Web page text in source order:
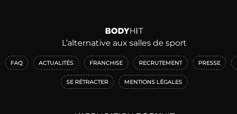
L’alternative aux salles de sport
FAQ ACTUALITÉS FRANCHISE RECRUTEMENT PRESSE
SE RÉTRACTER MENTIONS LÉGALES